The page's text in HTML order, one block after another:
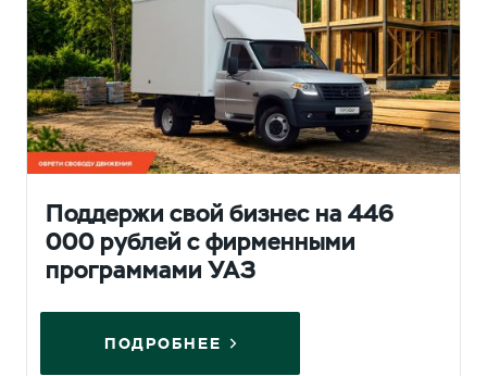
Поддержи свой бизнес на 446
000 рублей с фирменными
программами УАЗ
ПОДРОБНЕЕ